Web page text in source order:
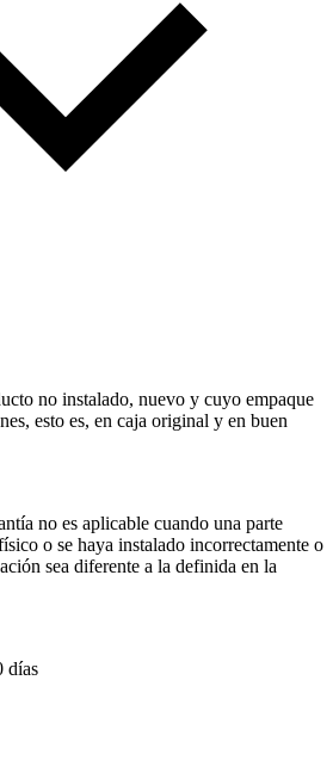
no instalado, nuevo y cuyo empaque
esto es, en caja original y en buen
no es aplicable cuando una parte
o se haya instalado incorrectamente o
sea diferente a la definida en la
días